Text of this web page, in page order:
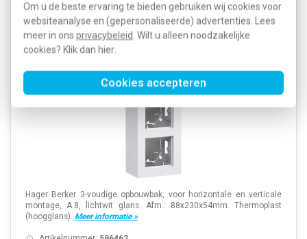
Om u de beste ervaring te bieden gebruiken wij cookies voor
websiteanalyse en (gepersonaliseerde) advertenties. Lees
meer in ons privacybeleid. Wilt u alleen noodzakelijke
cookies? Klik dan hier.
Cookies accepteren
Hager Berker WAD8310WG opbouwbak 3-voudig A8
lichtwit glans
Hager Berker 3-voudige opbouwbak, voor horizontale en verticale
montage, A.8, lichtwit glans. Afm.: 88x230x54mm. Thermoplast
(hoogglans). Meer informatie »